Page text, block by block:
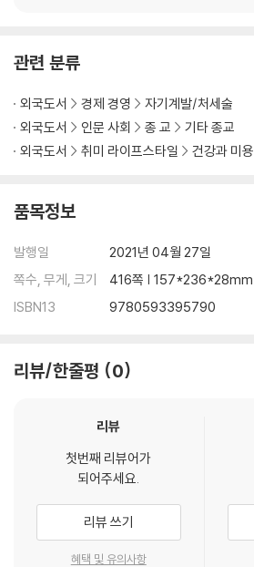
관련 분류
외국도서 경제 경영
자기계발/처세술
외국도서
인문 사회 종 교
기타 종교
외국도서
취미 라이프스타일 건강과 미용
품목정보
발행일
2021년 04월 27일
쪽수, 무게, 크기
416쪽 | 157*236*28mm
ISBN13
9780593395790
리뷰/한줄평 0
리뷰
첫번째 리뷰어가
되어주세요.
리뷰 쓰기
혜택 및 유의사항